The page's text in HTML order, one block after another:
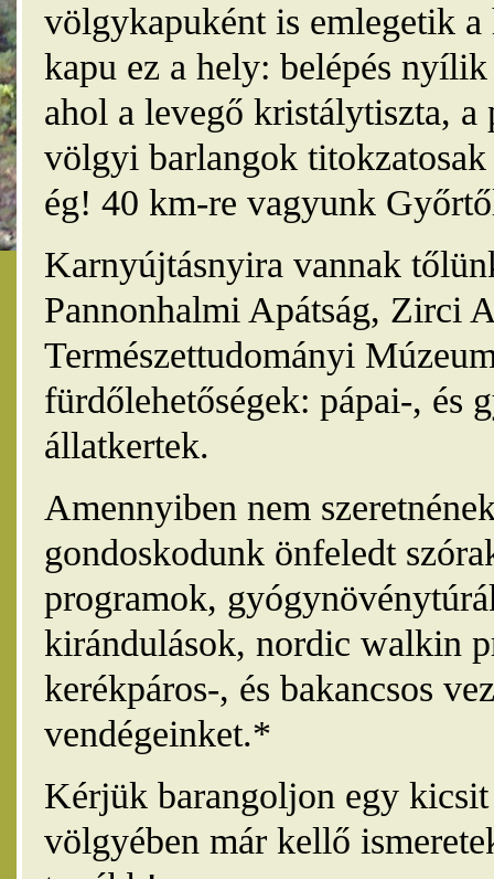
völgykapuként is emlegetik
kapu ez a hely: belépés
ahol a levegő kristálytiszta, a
völgyi barlangok
ég! 40 km-re vagyunk
Karnyújtásnyira vannak
Pannonhalmi Apátság, Zirci
Természettudományi
fürdőlehetőségek: pápai-, és
állatkertek.
Amennyiben nem
gondoskodunk önfeledt
programok,
kirándulások, nordic walkin
kerékpáros-, és bakancsos
vendégeinket.*
Kérjük barangoljon egy
völgyében már kellő